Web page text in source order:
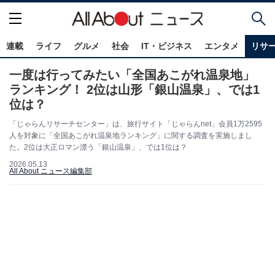
連載 ライフ グルメ 社会 IT・ビジネス エンタメ リサ
一度は行ってみたい「全国あこがれ温泉地」
ランキング！ 2位は山形「銀山温泉」、では1
位は？
「じゃらんリサーチセンター」は、旅行サイト「じゃらんnet」会員1万2595
人を対象に「全国あこがれ温泉地ランキング」に関する調査を実施しまし
た。2位は大正ロマン漂う「銀山温泉」、では1位は？
2026.05.13
All About ニュース編集部